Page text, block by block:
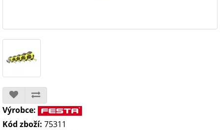
Výrobce:
Kód zboží: 75311